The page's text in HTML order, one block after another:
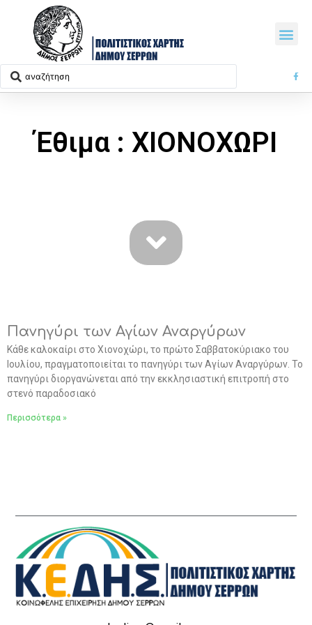
Έθιμα : ΧΙΟΝΟΧΩΡΙ
Πανηγύρι των Αγίων Αναργύρων
Κάθε καλοκαίρι στο Χιονοχώρι, το πρώτο Σαββατοκύριακο του
Ιουλίου, πραγματοποιείται το πανηγύρι των Αγίων Αναργύρων. Το
πανηγύρι διοργανώνεται από την εκκλησιαστική επιτροπή στο
στενό παραδοσιακό
Περισσότερα »